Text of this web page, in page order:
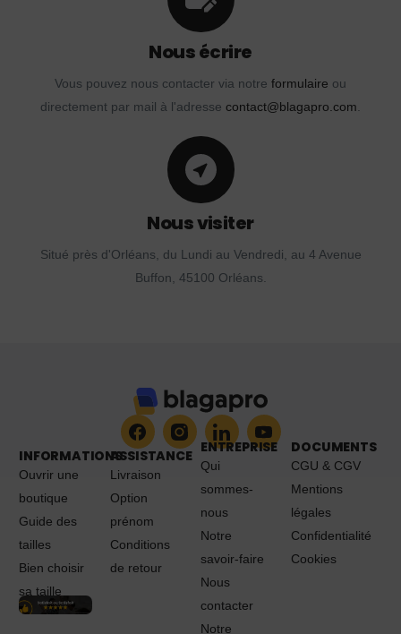
Nous écrire
Vous pouvez nous contacter via notre formulaire ou
directement par mail à l'adresse contact@blagapro.com.
Nous visiter
Situé près d'Orléans, du Lundi au Vendredi, au 4 Avenue
Buffon, 45100 Orléans.
INFORMATIONS
Ouvrir une
boutique
Guide des
tailles
Bien choisir
sa taille
ASSISTANCE
Livraison
Option
prénom
Conditions
de retour
ENTREPRISE
Qui
sommes-
nous
Notre
savoir-faire
Nous
contacter
Notre
DOCUMENTS
CGU & CGV
Mentions
légales
Confidentialité
Cookies